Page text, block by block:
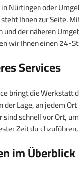
Nürtingen oder
Ihnen zur Seite.
der näheren
wir Ihnen einen 24-
Services
bringt die Werkstatt
Lage, an jedem
schnell vor Ort,
Zeit
im Überblick